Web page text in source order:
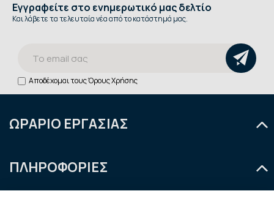
Εγγραφείτε στο ενημερωτικό μας δελτίο
Και λάβετε τα τελευταία νέα από το κατάστημά μας.
Αποδέχομαι τουςΌρους Χρήσης
ΩΡΑΡΙΟ ΕΡΓΑΣΙΑΣ
Τρίτη
9:00 - 14:30 & 18:00 - 21:00
ΠΛΗΡΟΦΟΡΙΕΣ
Ποιοι είμαστε